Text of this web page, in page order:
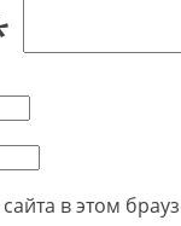
в этом